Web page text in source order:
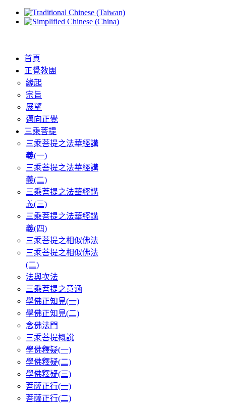
首頁
正覺教團
緣起
宗旨
展望
邁向正覺
三乘菩提
三乘菩提之法華經講
義(一)
三乘菩提之法華經講
義(二)
三乘菩提之法華經講
義(三)
三乘菩提之法華經講
義(四)
三乘菩提之相似佛法
三乘菩提之相似佛法
(二)
法與次法
三乘菩提之意涵
學佛正知見(一)
學佛正知見(二)
念佛法門
三乘菩提概說
學佛釋疑(一)
學佛釋疑(二)
學佛釋疑(三)
菩薩正行(一)
菩薩正行(二)